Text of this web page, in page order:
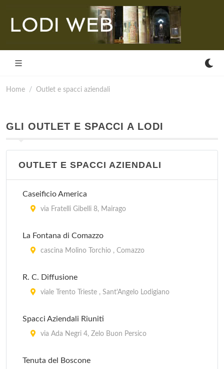
Home Outlet e spacci aziendali
GLI OUTLET E SPACCI A LODI
OUTLET E SPACCI AZIENDALI
Caseificio America
via Fratelli Gibelli 8, Mairago
La Fontana di Comazzo
cascina Molino Torchio , Comazzo
R. C. Diffusione
viale Trento Trieste , Sant'Angelo Lodigiano
Spacci Aziendali Riuniti
via Ada Negri 4, Zelo Buon Persico
Tenuta del Boscone